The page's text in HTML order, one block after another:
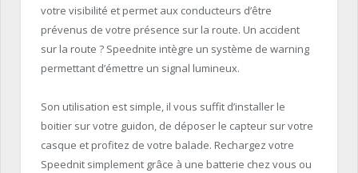
votre visibilité et permet aux conducteurs d’être
prévenus de votre présence sur la route. Un accident
sur la route ? Speednite intègre un système de warning
permettant d’émettre un signal lumineux.
Son utilisation est simple, il vous suffit d’installer le
boitier sur votre guidon, de déposer le capteur sur votre
casque et profitez de votre balade. Rechargez votre
Speednit simplement grâce à une batterie chez vous ou